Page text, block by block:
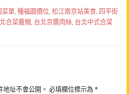
菜單,種福園價位,松江南京站美食, 四平街
合菜戴帽, 台北京醬肉絲, 台北中式合菜
址不會公開。 必填欄位標示為*